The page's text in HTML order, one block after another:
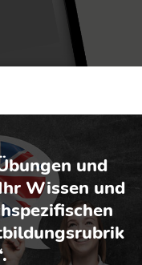
und
Wissen und